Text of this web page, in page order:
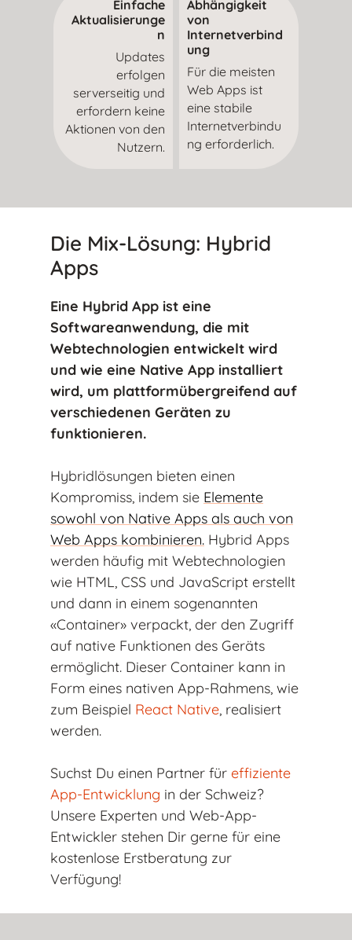
Einfache
Aktualisierunge
n
Updates
erfolgen
serverseitig und
erfordern keine
Aktionen von den
Nutzern.
Abhängigkeit
von
Internetverbind
ung
Für die meisten
Web Apps ist
eine stabile
Internetverbindu
ng erforderlich.
Die Mix-Lösung: Hybrid
Apps
Eine Hybrid App ist eine
Softwareanwendung, die mit
Webtechnologien entwickelt wird
und wie eine Native App installiert
wird, um plattformübergreifend auf
verschiedenen Geräten zu
funktionieren.
Hybridlösungen bieten einen
Kompromiss, indem sie Elemente
sowohl von Native Apps als auch von
Web Apps kombinieren. Hybrid Apps
werden häufig mit Webtechnologien
wie HTML, CSS und JavaScript erstellt
und dann in einem sogenannten
«Container» verpackt, der den Zugriff
auf native Funktionen des Geräts
ermöglicht. Dieser Container kann in
Form eines nativen App-Rahmens, wie
zum Beispiel React Native, realisiert
werden.
Suchst Du einen Partner für effiziente
App-Entwicklung in der Schweiz?
Unsere Experten und Web-App-
Entwickler stehen Dir gerne für eine
kostenlose Erstberatung zur
Verfügung!